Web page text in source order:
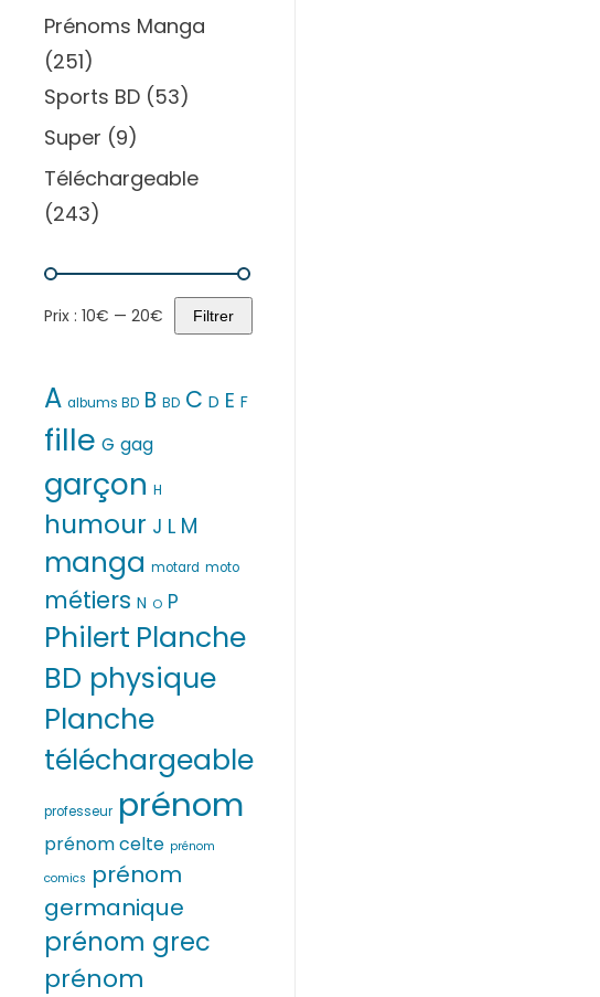
Prénoms Manga
(251)
Sports BD (53)
Super (9)
Téléchargeable
(243)
Prix
Prix
Filtrer
Prix : 10€ — 20€
A albums BD B BD C D E F
fille G gag
garçon H
humour J L M
manga motard moto
métiers N O P
Philert Planche
BD physique
Planche
téléchargeable
professeur prénom
prénom celte prénom
comics prénom
germanique
prénom grec
prénom